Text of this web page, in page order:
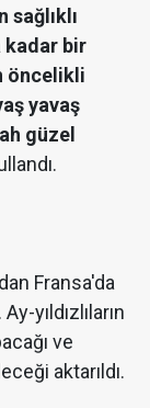
sağlıklı
kadar bir
öncelikli
yavaş
güzel
Fransa'da
yıldızlıların
ve
aktarıldı.